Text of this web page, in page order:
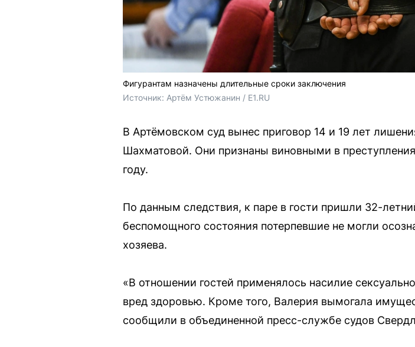
Фигурантам назначены длительные сроки заключения
Источник: Артём Устюжанин / E1.RU
В Артёмовском суд вынес приговор 14 и 19 лет
Шахматовой. Они признаны виновными в
году.
По данным следствия, к паре в гости пришли 32-
беспомощного состояния потерпевшие не могли
хозяева.
«В отношении гостей применялось насилие
вред здоровью. Кроме того, Валерия вымогала
сообщили в объединенной пресс-службе судов